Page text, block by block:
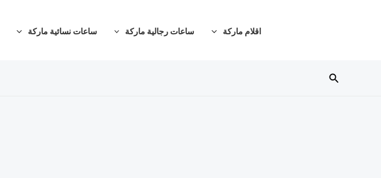
اقلام ماركة ساعات رجالية ماركة ساعات نسائية ماركة
البحث